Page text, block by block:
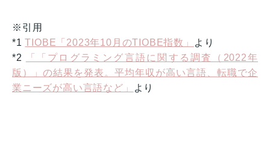
※引用
*1TIOBE「2023年10月のTIOBE指数」
より
*2
「「プログラミング言語に関する調査（2022年
版）」の結果を発表。平均年収が高い言語、転職で企
業ニーズが高い言語など」
より